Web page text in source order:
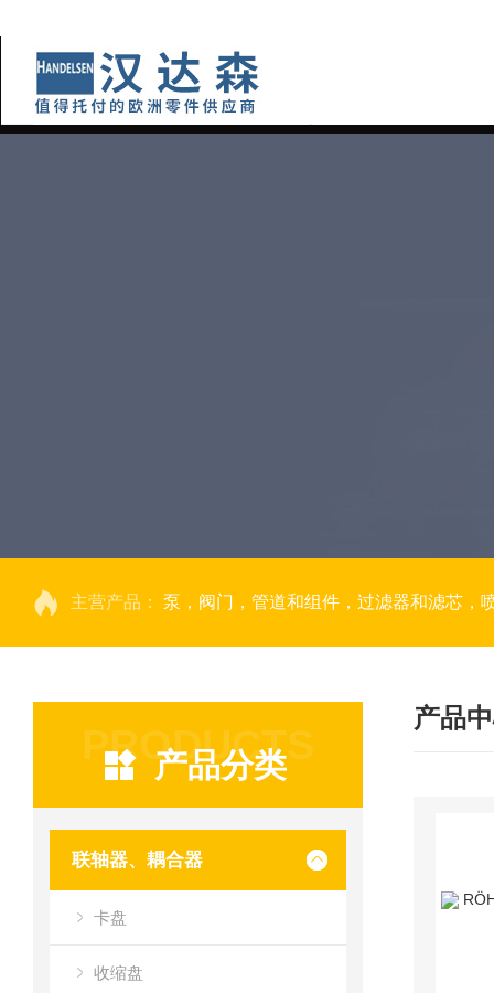
主营产品： 泵，阀门，管道和组件，过滤器和滤芯，
PRODUCTS
产品分类
联轴器、耦合器
卡盘
收缩盘
产品